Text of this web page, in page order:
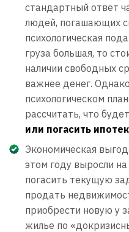
стандартный ответ
людей, погашающих
психологическая
груза большая, то
наличии свободных
важнее денег.
психологическом
рассчитать, что
или погасить
Экономическая
этом году выросли
погасить текущую
продать
приобрести новую у
жилье по